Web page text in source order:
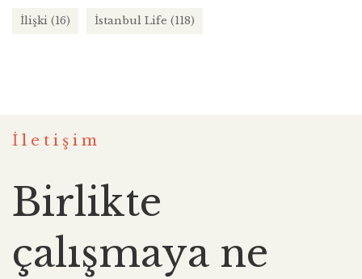
İlişki (16) İstanbul Life (118)
İletişim
Birlikte
çalışmaya ne